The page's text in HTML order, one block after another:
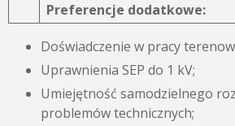
Preferencje dodatkowe:
Doświadczenie w pracy
Uprawnienia SEP do 1 kV;
Umiejętność samodzielnego
problemów technicznych;